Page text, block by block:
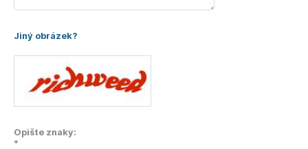
Jiný obrázek?
Opište znaky:
*